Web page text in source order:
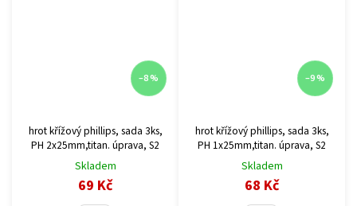
–8 %
hrot křížový phillips, sada 3ks,
PH 2x25mm,titan. úprava, S2
Skladem
69 Kč
–9 %
hrot křížový phillips, sada 3ks,
PH 1x25mm,titan. úprava, S2
Skladem
68 Kč